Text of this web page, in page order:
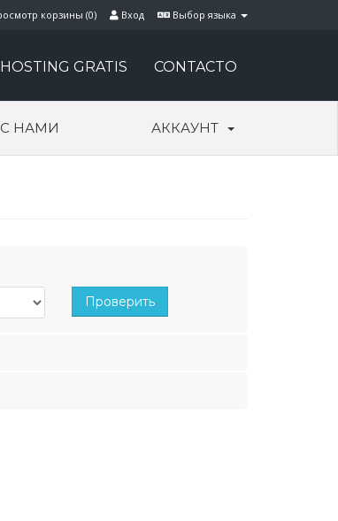
Выбор языка
Вход
корзины (0)
HOSTING GRATIS CONTACTO
С НАМИ АККАУНТ
Проверить